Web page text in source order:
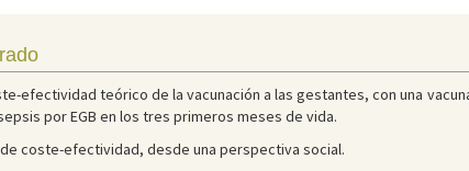
efectividad teórico de la vacunación a las gestantes, con una
por EGB en los tres primeros meses de vida.
coste-efectividad, desde una perspectiva social.